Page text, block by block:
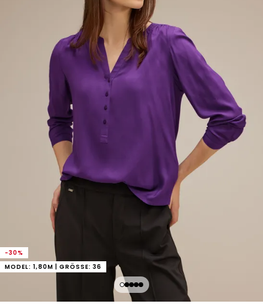
-30%
MODEL: 1,80M | GRÖSSE: 36